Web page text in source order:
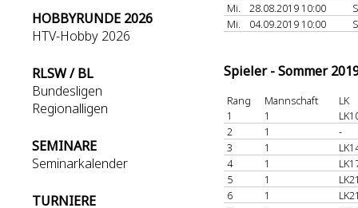
HOBBYRUNDE 2026
HTV-Hobby 2026
RLSW / BL
Bundesligen
Regionalligen
SEMINARE
Seminarkalender
TURNIERE
Mi.
28.08.2019 10:00
Mi.
04.09.2019 10:00
Spieler - Sommer
Rang Mannschaft
LK
1
1
2
1
-
3
1
4
1
5
1
6
1